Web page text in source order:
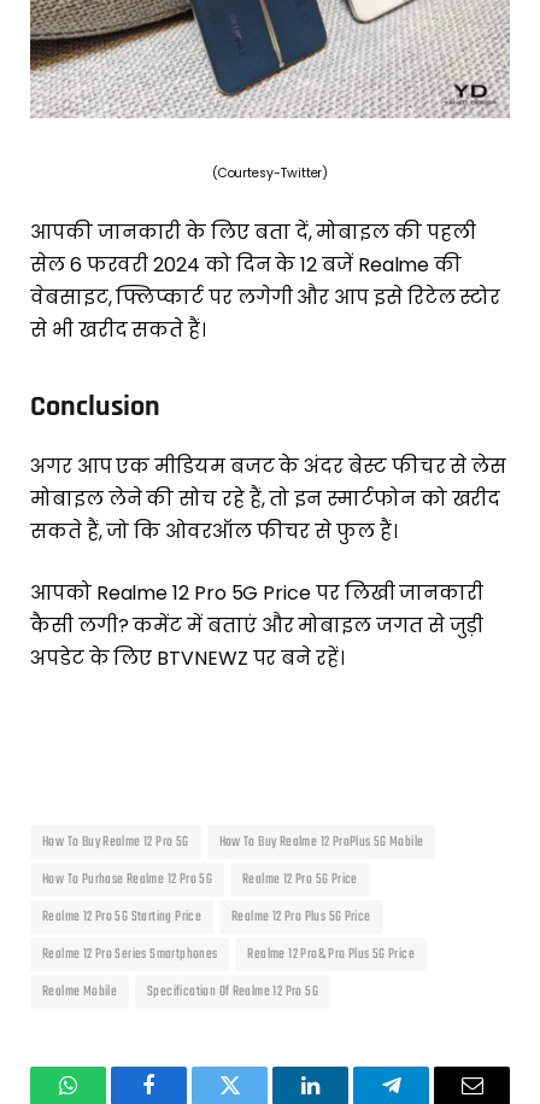
(Courtesy-Twitter)
आपकी जानकारी के लिए बता दें, मोबाइल की पहली
सेल 6 फरवरी 2024 को दिन के 12 बजें Realme की
वेबसाइट, फ्लिप्कार्ट पर लगेगी और आप इसे रिटेल स्टोर
से भी खरीद सकते हैं।
Conclusion
अगर आप एक मीडियम बजट के अंदर बेस्ट फीचर से लेस
मोबाइल लेने की सोच रहे हैं, तो इन स्मार्टफोन को खरीद
सकते हैं, जो कि ओवरऑल फीचर से फुल हैं।
आपको Realme 12 Pro 5G Price पर लिखी जानकारी
कैसी लगी? कमेंट में बताएं और मोबाइल जगत से जुड़ी
अपडेट के लिए BTVNEWZ पर बने रहें।
How To Buy Realme 12 Pro 5G
How To Buy Realme 12 ProPlus 5G Mobile
How To Purhase Realme 12 Pro 5G
Realme 12 Pro 5G Price
Realme 12 Pro 5G Starting Price
Realme 12 Pro Plus 5G Price
Realme 12 Pro Series Smartphones
Realme 12 Pro& Pro Plus 5G Price
Realme Mobile
Specification Of Realme 12 Pro 5G